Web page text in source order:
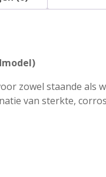
50L
zowel staande als
van sterkte,